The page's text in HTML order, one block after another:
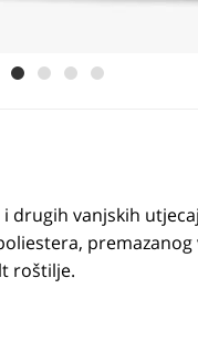
drugih vanjskih
roštilje.